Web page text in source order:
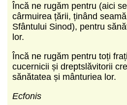
Încă ne rugăm pentru (aici
cârmuirea țării, ținând
Sfântului Sinod), pentru
lor.
Încă ne rugăm pentru toți
cucernicii și dreptslăvitorii
sănătatea și mânturiea lor.
Ecfonis